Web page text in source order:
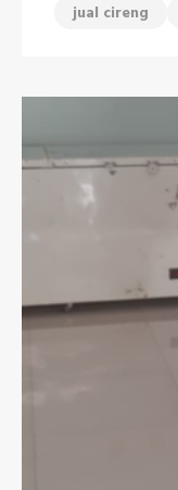
jual cireng